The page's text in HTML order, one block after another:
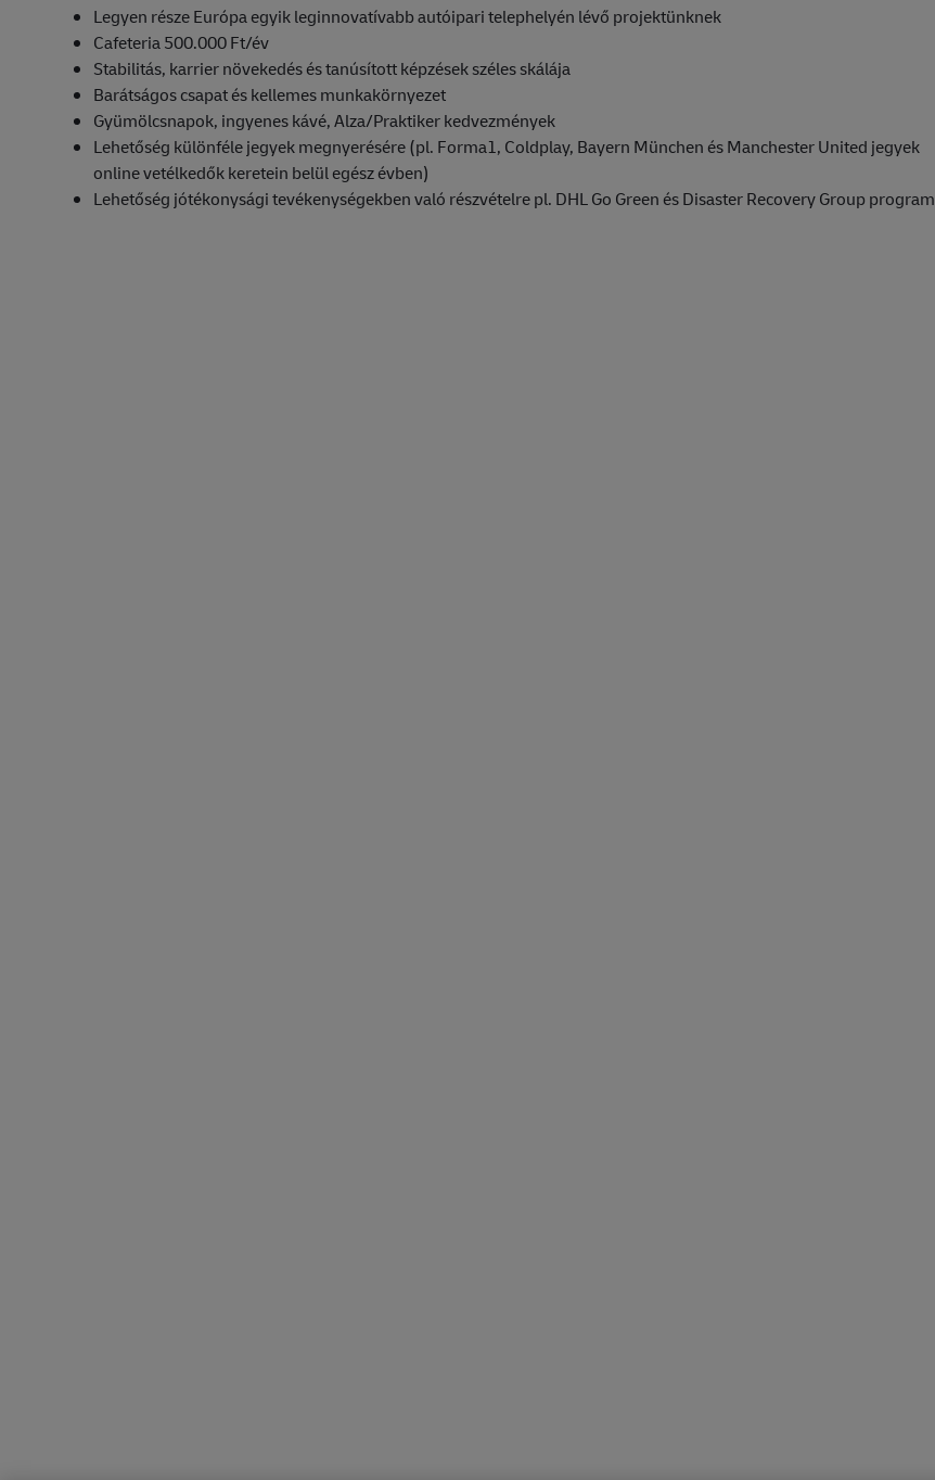
Legyen része Európa egyik leginnovatívabb autóipari telephelyén lévő projektünknek
Cafeteria 500.000 Ft/év
Stabilitás, karrier növekedés és tanúsított képzések széles skálája
Barátságos csapat és kellemes munkakörnyezet
Gyümölcsnapok, ingyenes kávé, Alza/Praktiker kedvezmények
Lehetőség különféle jegyek megnyerésére (pl. Forma1, Coldplay, Bayern München és Manchester United jegyek
online vetélkedők keretein belül egész évben)
Lehetőség jótékonysági tevékenységekben való részvételre pl. DHL Go Green és Disaster Recovery Group program